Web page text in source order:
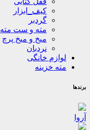
کیف_ابزار
گردبر
مته و ست مته
میخ و میخ پرچ
نردبان
لوازم خانگی
مته خزینه
برندها
آروا